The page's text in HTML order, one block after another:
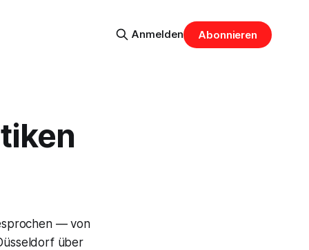
Anmelden Abonnieren
— von
über